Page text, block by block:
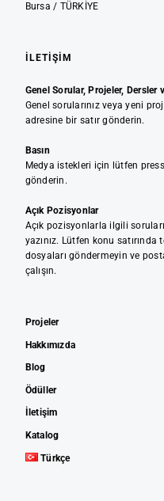
Bursa / TÜRKİYE
İLETIŞIM
Genel Sorular, Projeler, Dersler
Genel sorularınız veya yeni
adresine bir satır gönderin.
Basın
Medya istekleri için lütfen
gönderin.
Açık Pozisyonlar
Açık pozisyonlarla ilgili
yazınız. Lütfen konu
dosyaları göndermeyin ve
çalışın.
Projeler
Hakkımızda
Blog
Ödüller
İletişim
Katalog
Türkçe